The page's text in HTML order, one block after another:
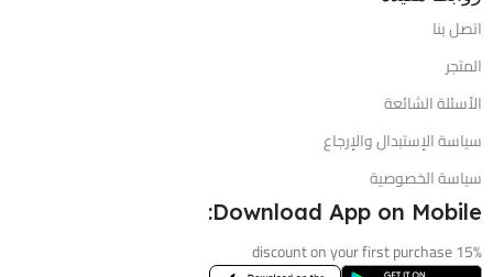
اتصل بنا
المتجر
الأسئلة الشائعة
سياسة الإستبدال والإرجاع
سياسة الخصوصية
Download App on Mobile:
15% discount on your first purchase